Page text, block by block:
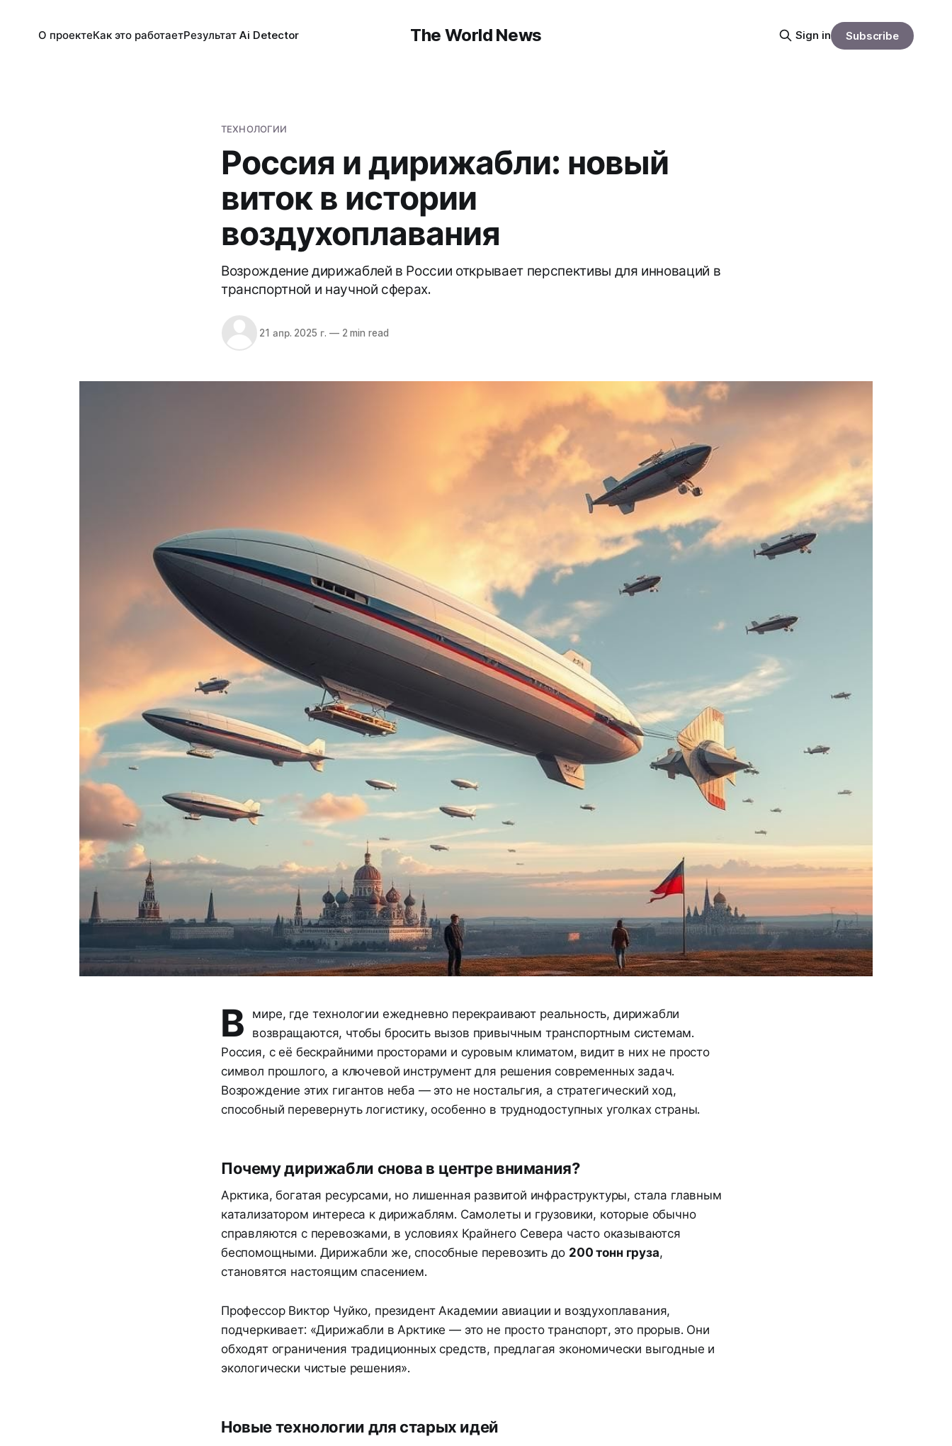
The World News
О проектеКак это работаетРезультат Ai Detector Sign in Subscribe
ТЕХНОЛОГИИ
Россия и дирижабли: новый
виток в истории
воздухоплавания
Возрождение дирижаблей в России открывает перспективы для инноваций в
транспортной и научной сферах.
21 апр. 2025 г. —2 min read
В
мире, где технологии ежедневно перекраивают реальность, дирижабли
возвращаются, чтобы бросить вызов привычным транспортным системам.
Россия, с её бескрайними просторами и суровым климатом, видит в них не просто
символ прошлого, а ключевой инструмент для решения современных задач.
Возрождение этих гигантов неба — это не ностальгия, а стратегический ход,
способный перевернуть логистику, особенно в труднодоступных уголках страны.
Почему дирижабли снова в центре внимания?
Арктика, богатая ресурсами, но лишенная развитой инфраструктуры, стала главным
катализатором интереса к дирижаблям. Самолеты и грузовики, которые обычно
справляются с перевозками, в условиях Крайнего Севера часто оказываются
беспомощными. Дирижабли же, способные перевозить до 200 тонн груза,
становятся настоящим спасением.
Профессор Виктор Чуйко, президент Академии авиации и воздухоплавания,
подчеркивает: «Дирижабли в Арктике — это не просто транспорт, это прорыв. Они
обходят ограничения традиционных средств, предлагая экономически выгодные и
экологически чистые решения».
Новые технологии для старых идей